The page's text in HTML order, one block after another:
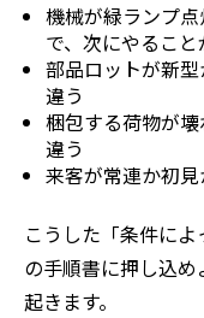
機械が緑ランプ
で、次にやること
部品ロットが新
違う
梱包する荷物が
違う
来客が常連か初
こうした「条件に
の手順書に押し込
起きます。